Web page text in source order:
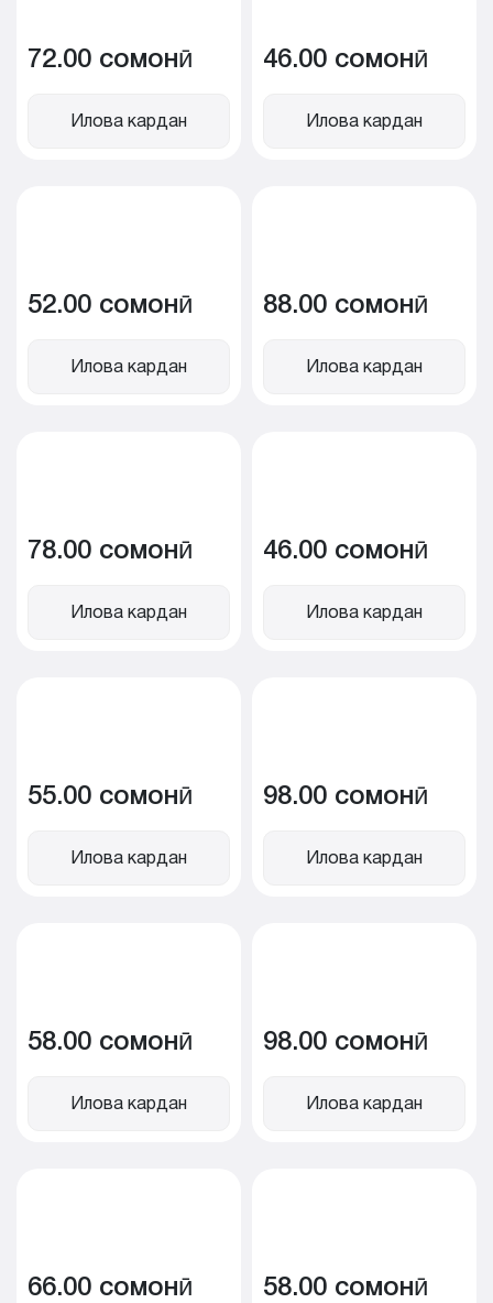
72.00 сомонӣ
Илова кардан
46.00 сомонӣ
Илова кардан
52.00 сомонӣ
Илова кардан
88.00 сомонӣ
Илова кардан
78.00 сомонӣ
Илова кардан
46.00 сомонӣ
Илова кардан
55.00 сомонӣ
Илова кардан
98.00 сомонӣ
Илова кардан
58.00 сомонӣ
Илова кардан
98.00 сомонӣ
Илова кардан
66.00 сомонӣ 58.00 сомонӣ